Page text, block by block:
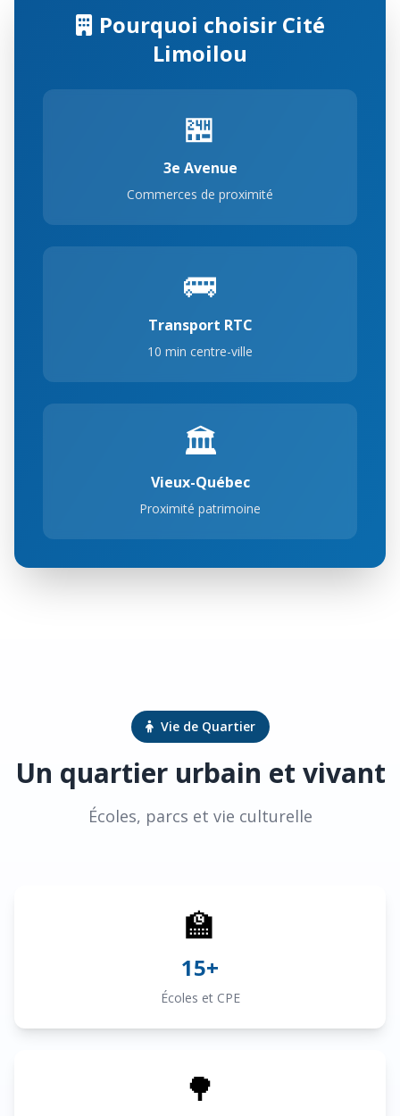
Pourquoi choisir Cité
Limoilou
🏪
3e Avenue
Commerces de proximité
🚌
Transport RTC
10 min centre-ville
🏛️
Vieux-Québec
Proximité patrimoine
Vie de Quartier
Un quartier urbain et vivant
Écoles, parcs et vie culturelle
🏫
15+
Écoles et CPE
🌳